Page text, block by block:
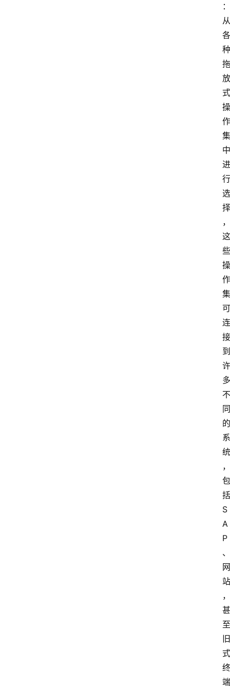
：
从
各
种
拖
放
式
操
作
集
中
进
行
选
择
，
这
些
操
作
集
可
连
接
到
许
多
不
同
的
系
统
，
包
括
S
A
P
、
网
站
，
甚
至
旧
式
终
端